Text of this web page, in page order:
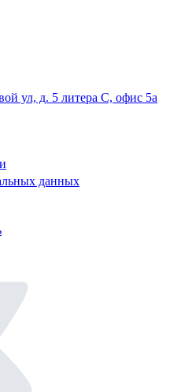
ул, д. 5 литера С, офис 5а
данных